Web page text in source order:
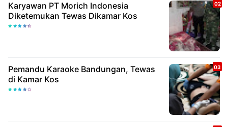
Karyawan PT Morich Indonesia
Diketemukan Tewas Dikamar Kos
Pemandu Karaoke Bandungan, Tewas
di Kamar Kos